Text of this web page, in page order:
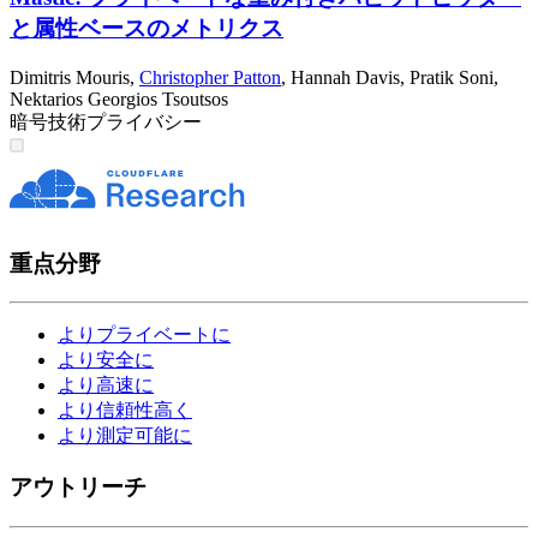
と属性ベースのメトリクス
Dimitris Mouris, Christopher Patton, Hannah Davis, Pratik Soni,
Nektarios Georgios Tsoutsos
暗号技術プライバシー
重点分野
よりプライベートに
より安全に
より高速に
より信頼性高く
より測定可能に
アウトリーチ